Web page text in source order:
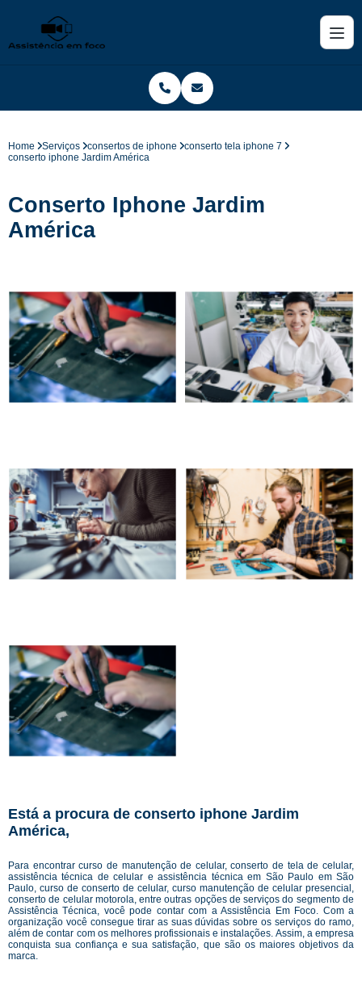
Home Serviços consertos de iphone
conserto tela iphone 7
conserto iphone Jardim América
Conserto Iphone Jardim
América
Está a procura de conserto iphone Jardim
América,
Para encontrar curso de manutenção de celular, conserto de tela de celular,
assistência técnica de celular e assistência técnica em São Paulo em São
Paulo, curso de conserto de celular, curso manutenção de celular presencial,
conserto de celular motorola, entre outras opções de serviços do segmento de
Assistência Técnica, você pode contar com a Assistência Em Foco. Com a
organização você consegue tirar as suas dúvidas sobre os serviços do ramo,
além de contar com os melhores profissionais e instalações. Assim, a empresa
conquista sua confiança e sua satisfação, que são os maiores objetivos da
marca.